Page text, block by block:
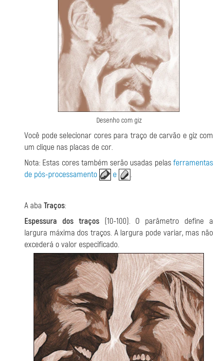
Desenho com giz
Você pode selecionar cores para traço de carvão e giz com
um clique nas placas de cor.
Nota: Estas cores também serão usadas pelasferramentas
de pós-processamento
e .
A aba Traços:
Espessura dos traços(10-100). O parâmetro define a
largura máxima dos traços. A largura pode variar, mas não
excederá o valor especificado.